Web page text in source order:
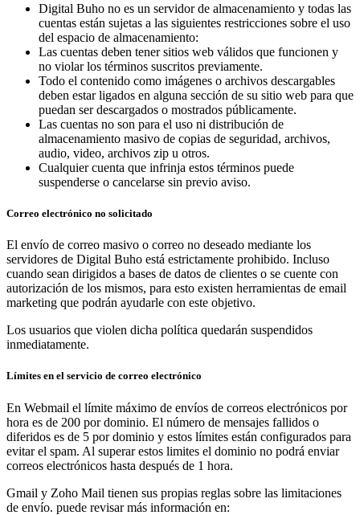
Digital Buho no es un servidor de almacenamiento y todas las
cuentas están sujetas a las siguientes restricciones sobre el uso
del espacio de almacenamiento:
Las cuentas deben tener sitios web válidos que funcionen y
no violar los términos suscritos previamente.
Todo el contenido como imágenes o archivos descargables
deben estar ligados en alguna sección de su sitio web para que
puedan ser descargados o mostrados públicamente.
Las cuentas no son para el uso ni distribución de
almacenamiento masivo de copias de seguridad, archivos,
audio, video, archivos zip u otros.
Cualquier cuenta que infrinja estos términos puede
suspenderse o cancelarse sin previo aviso.
Correo electrónico no solicitado
El envío de correo masivo o correo no deseado mediante los
servidores de Digital Buho está estrictamente prohibido. Incluso
cuando sean dirigidos a bases de datos de clientes o se cuente con
autorización de los mismos, para esto existen herramientas de email
marketing que podrán ayudarle con este objetivo.
Los usuarios que violen dicha política quedarán suspendidos
inmediatamente.
Límites en el servicio de correo electrónico
En Webmail el límite máximo de envíos de correos electrónicos por
hora es de 200 por dominio. El número de mensajes fallidos o
diferidos es de 5 por dominio y estos límites están configurados para
evitar el spam. Al superar estos limites el dominio no podrá enviar
correos electrónicos hasta después de 1 hora.
Gmail y Zoho Mail tienen sus propias reglas sobre las limitaciones
de envío. puede revisar más información en: